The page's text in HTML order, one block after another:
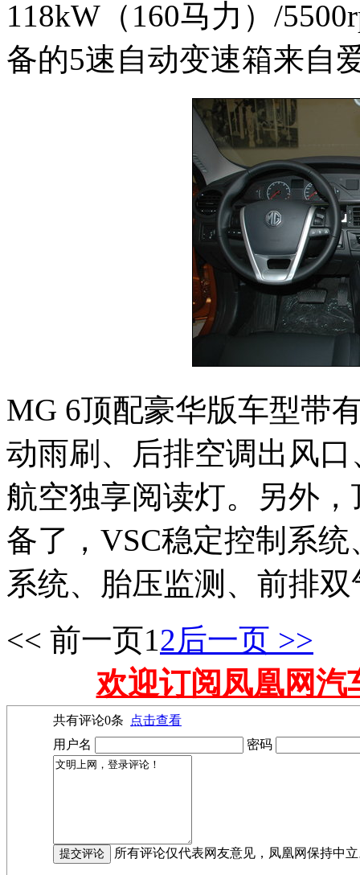
118kW（160马力）/
备的5速自动变速箱来自
MG 6顶配豪华版车型带
动雨刷、后排空调出风
航空独享阅读灯。另外
备了，VSC稳定控制系
系统、胎压监测、前排
<< 前一页12后一页 >>
欢迎订阅凤凰网汽
共有评论0条
点击查看
用户名
密码
所有评论仅代表网友意见，凤凰网保持中